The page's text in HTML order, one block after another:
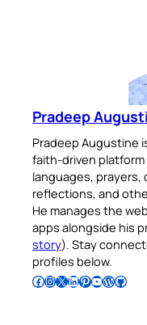
Pradeep
Pradeep Augustine
faith-driven platform
languages, prayers,
reflections, and
He manages the
apps alongside his
story). Stay
profiles below.
Follow Pradeep on Facebook Follow Pradeep on InstagramFollow Pradeep on X Follow Pradeep on LinkedIn Follow Pradeep on Pinterest Subscribe to Pradeep’s Youtube Channel Follow Pradeep on WordPress Follow Pradeep on GitHub